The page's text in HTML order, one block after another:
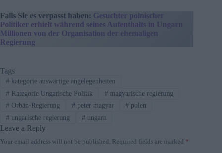
Falls Sie es verpasst haben: Gesuchter polnischer
Politiker erhielt während seines Aufenthalts in Ungarn
Millionen von der Organisation der ehemaligen
Regierung
Tags
#kategorie auswärtige angelegenheiten
#Kategorie Ungarische Politik #magyarische regierung
#Orbán-Regierung #peter magyar # polen
#ungarische regierung #ungarn
Leave a Reply
Your email address will not be published. Required fields are marked *